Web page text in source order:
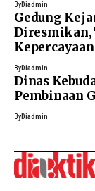
ByDiadmin
Gedung
Diresmikan,
ByDiadmin
Dinas
Pembinaan
ByDiadmin